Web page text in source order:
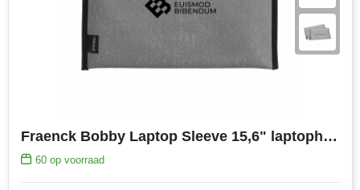
Fraenck Bobby Laptop Sleeve 15,6" laptophoes
60op voorraad